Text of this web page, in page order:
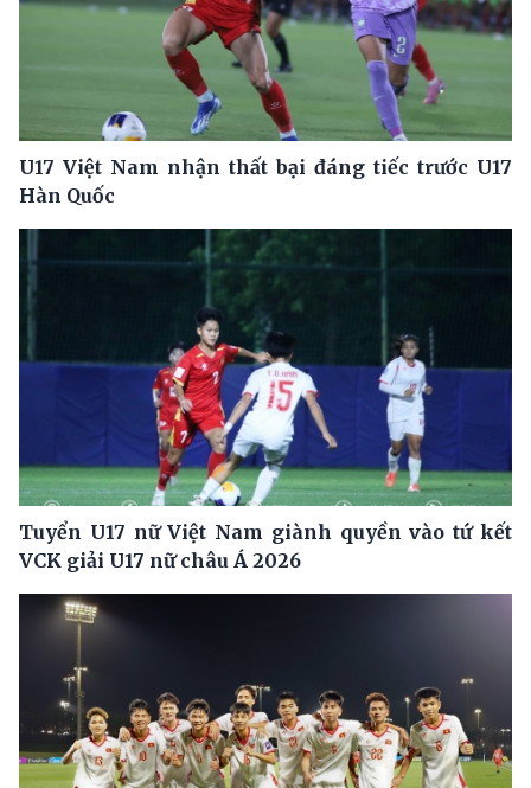
U17 Việt Nam nhận thất bại đáng tiếc trước U17
Hàn Quốc
Tuyển U17 nữ Việt Nam giành quyền vào tứ kết
VCK giải U17 nữ châu Á 2026